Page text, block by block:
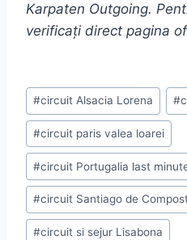
Karpaten Outgoing.
verificați direct pagina
Post
Tags:
#circuit Alsacia Lorena #
#circuit paris valea loarei
#circuit Portugalia last
#circuit Santiago de
#circuit si sejur Lisabona